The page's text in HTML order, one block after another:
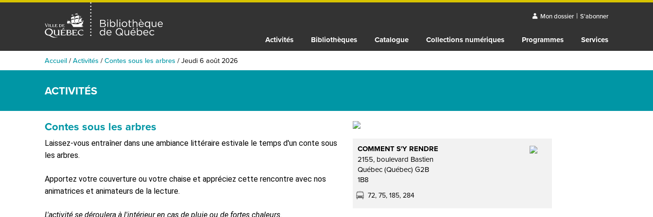
Mon dossier | S'abonner
Activités Bibliothèques Catalogue Collections numériques Programmes Services
Accueil/Activités /Contes sous les arbres /Jeudi 6 août 2026
ACTIVITÉS
Contes sous les arbres
Laissez-vous entraîner dans une ambiance littéraire estivale le temps d'un conte sous
les arbres.
Apportez votre couverture ou votre chaise et appréciez cette rencontre avec nos
animatrices et animateurs de la lecture.
L'activité se déroulera à l'intérieur en cas de pluie ou de fortes chaleurs.
COMMENT S'Y RENDRE
2155, boulevard Bastien
Québec (Québec) G2B
1B8
72, 75, 185, 284